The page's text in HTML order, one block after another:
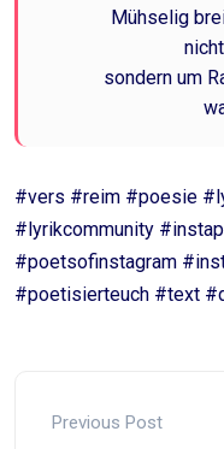
Mühselig
sondern um
#vers #reim #poesie
#lyrikcommunity
#poetsofinstagram
#poetisierteuch #text
Previous Post